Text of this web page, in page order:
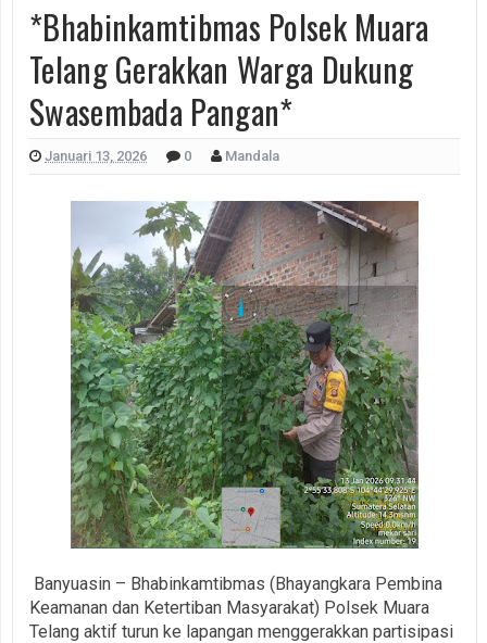
*Bhabinkamtibmas Polsek Muara
Telang Gerakkan Warga Dukung
Swasembada Pangan*
Januari 13, 2026 0 Mandala
Banyuasin – Bhabinkamtibmas (Bhayangkara Pembina
Keamanan dan Ketertiban Masyarakat) Polsek Muara
Telang aktif turun ke lapangan menggerakkan partisipasi